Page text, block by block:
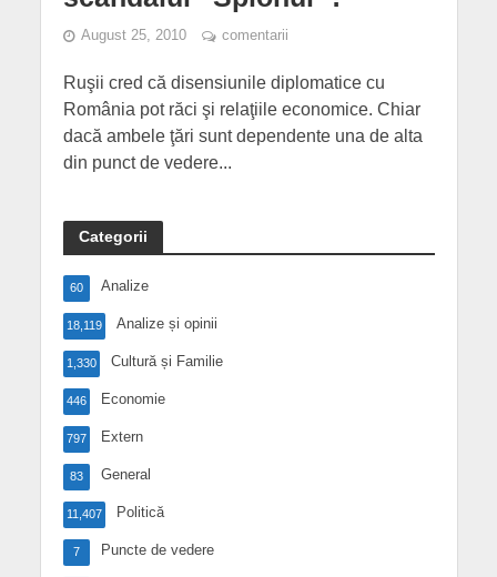
August 25, 2010 comentarii
Ruşii cred că disensiunile diplomatice cu
România pot răci şi relaţiile economice. Chiar
dacă ambele ţări sunt dependente una de alta
din punct de vedere...
Categorii
Analize
60
Analize și opinii
18,119
Cultură și Familie
1,330
Economie
446
Extern
797
General
83
Politică
11,407
Puncte de vedere
7